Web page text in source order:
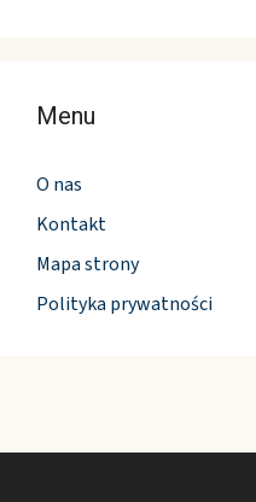
Menu
O nas
Kontakt
Mapa strony
Polityka prywatności